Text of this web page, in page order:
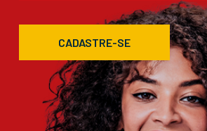
CADASTRE-SE